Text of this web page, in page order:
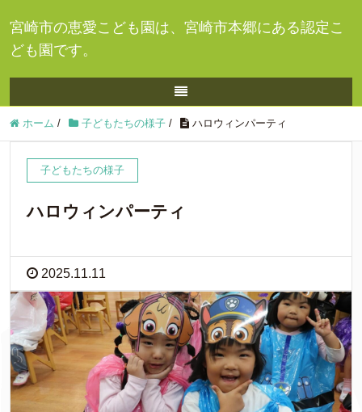
宮崎市の恵愛こども園は、宮崎市本郷にある認定こ
ども園です。
ホーム / 子どもたちの様子 / ハロウィンパーティ
子どもたちの様子
ハロウィンパーティ
2025.11.11